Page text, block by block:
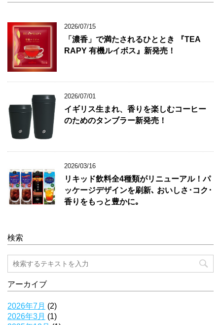
2026/07/15
「濃香」で満たされるひととき 『TEA
RAPY 有機ルイボス』新発売！
2026/07/01
イギリス生まれ、香りを楽しむコーヒー
のためのタンブラー新発売！
2026/03/16
リキッド飲料全4種類がリニューアル！パ
ッケージデザインを刷新､ おいしさ･コク･
香りをもっと豊かに｡
検索
アーカイブ
2026年7月 (2)
2026年3月 (1)